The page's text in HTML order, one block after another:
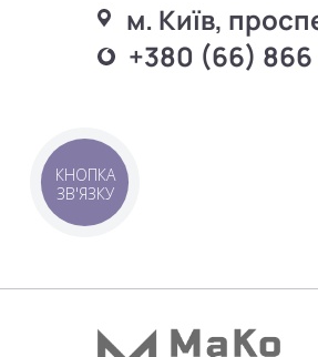
м. Київ,
+380 (66) 866
КНОПКА
ЗВ'ЯЗКУ